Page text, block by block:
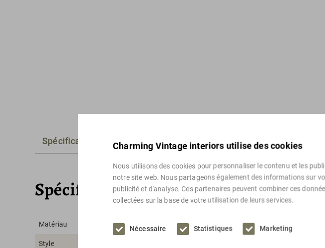
Charming Vintage interiors utilise des cookies
Nous utilisons des cookies pour personnaliser le contenu et les
notre site web. Nous partageons également des informations sur
publicité et d'analyse. Ces partenaires peuvent combiner ces
collectées sur la base de votre utilisation de leurs services.
Nécessaire Statistiques Marketing
Spécifications Alternatives
Spécifications
Matériau
Style